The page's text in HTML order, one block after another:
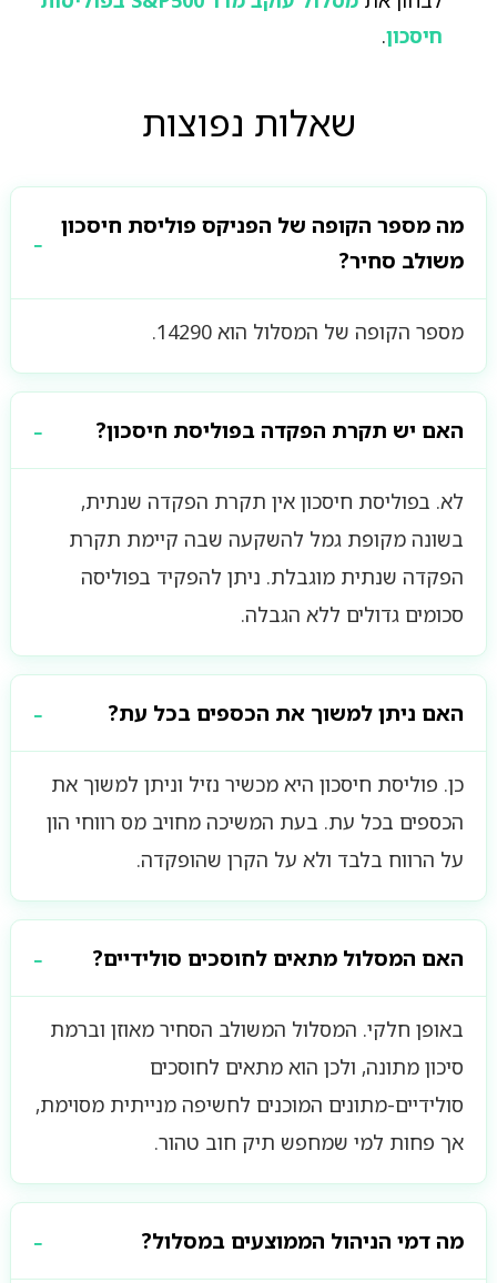
חיסכון.
שאלות נפוצות
מה מספר הקופה של הפניקס פוליסת חיסכון
משולב סחיר?
מספר הקופה של המסלול הוא 14290.
האם יש תקרת הפקדה בפוליסת חיסכון?
לא. בפוליסת חיסכון אין תקרת הפקדה שנתית,
בשונה מקופת גמל להשקעה שבה קיימת תקרת
הפקדה שנתית מוגבלת. ניתן להפקיד בפוליסה
סכומים גדולים ללא הגבלה.
האם ניתן למשוך את הכספים בכל עת?
כן. פוליסת חיסכון היא מכשיר נזיל וניתן למשוך את
הכספים בכל עת. בעת המשיכה מחויב מס רווחי הון
על הרווח בלבד ולא על הקרן שהופקדה.
האם המסלול מתאים לחוסכים סולידיים?
באופן חלקי. המסלול המשולב הסחיר מאוזן וברמת
סיכון מתונה, ולכן הוא מתאים לחוסכים
סולידיים-מתונים המוכנים לחשיפה מנייתית מסוימת,
אך פחות למי שמחפש תיק חוב טהור.
מה דמי הניהול הממוצעים במסלול?